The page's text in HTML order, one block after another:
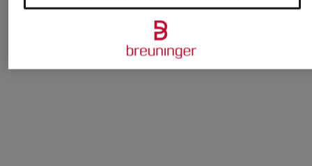
CHF 95 CHF 60
Ursprünglich:
CHF 59